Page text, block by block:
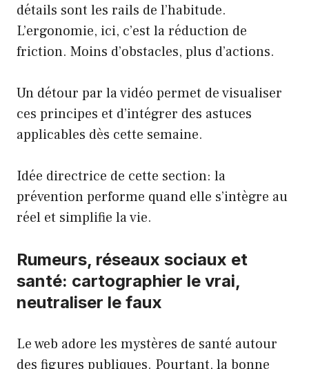
détails sont les rails de l’habitude.
L’ergonomie, ici, c’est la réduction de
friction. Moins d’obstacles, plus d’actions.
Un détour par la vidéo permet de visualiser
ces principes et d’intégrer des astuces
applicables dès cette semaine.
Idée directrice de cette section: la
prévention performe quand elle s’intègre au
réel et simplifie la vie.
Rumeurs, réseaux sociaux et
santé: cartographier le vrai,
neutraliser le faux
Le web adore les mystères de santé autour
des figures publiques. Pourtant, la bonne